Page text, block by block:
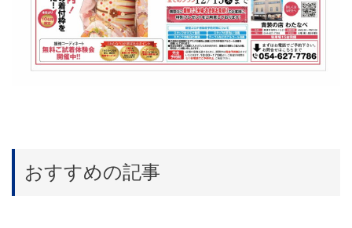
おすすめの記事